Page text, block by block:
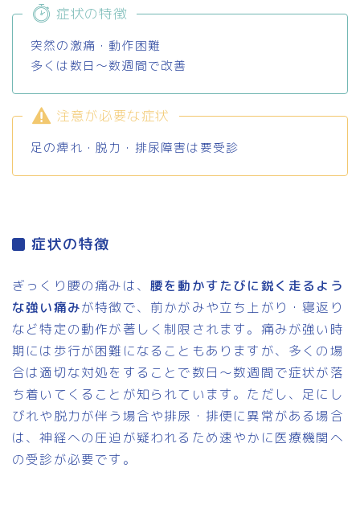
症状の特徴
突然の激痛・動作困難
多くは数日〜数週間で改善
注意が必要な症状
足の痺れ・脱力・排尿障害は要受診
症状の特徴
ぎっくり腰の痛みは、 腰を動かすたびに鋭く走るよう
な強い痛みが特徴で、前かがみや立ち上がり・寝返り
など特定の動作が著しく制限されます。痛みが強い時
期には歩行が困難になることもありますが、多くの場
合は適切な対処をすることで数日〜数週間で症状が落
ち着いてくることが知られています。ただし、足にし
びれや脱力が伴う場合や排尿・排便に異常がある場合
は、神経への圧迫が疑われるため速やかに医療機関へ
の受診が必要です。